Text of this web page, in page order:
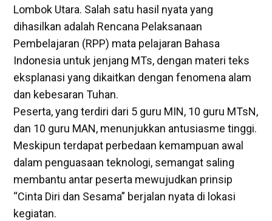
Lombok Utara. Salah satu hasil nyata yang
dihasilkan adalah Rencana Pelaksanaan
Pembelajaran (RPP) mata pelajaran Bahasa
Indonesia untuk jenjang MTs, dengan materi teks
eksplanasi yang dikaitkan dengan fenomena alam
dan kebesaran Tuhan.
Peserta, yang terdiri dari 5 guru MIN, 10 guru MTsN,
dan 10 guru MAN, menunjukkan antusiasme tinggi.
Meskipun terdapat perbedaan kemampuan awal
dalam penguasaan teknologi, semangat saling
membantu antar peserta mewujudkan prinsip
“Cinta Diri dan Sesama” berjalan nyata di lokasi
kegiatan.